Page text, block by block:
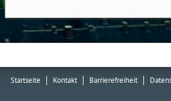
Startseite Kontakt Barrierefreiheit